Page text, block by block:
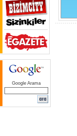
Google Arama